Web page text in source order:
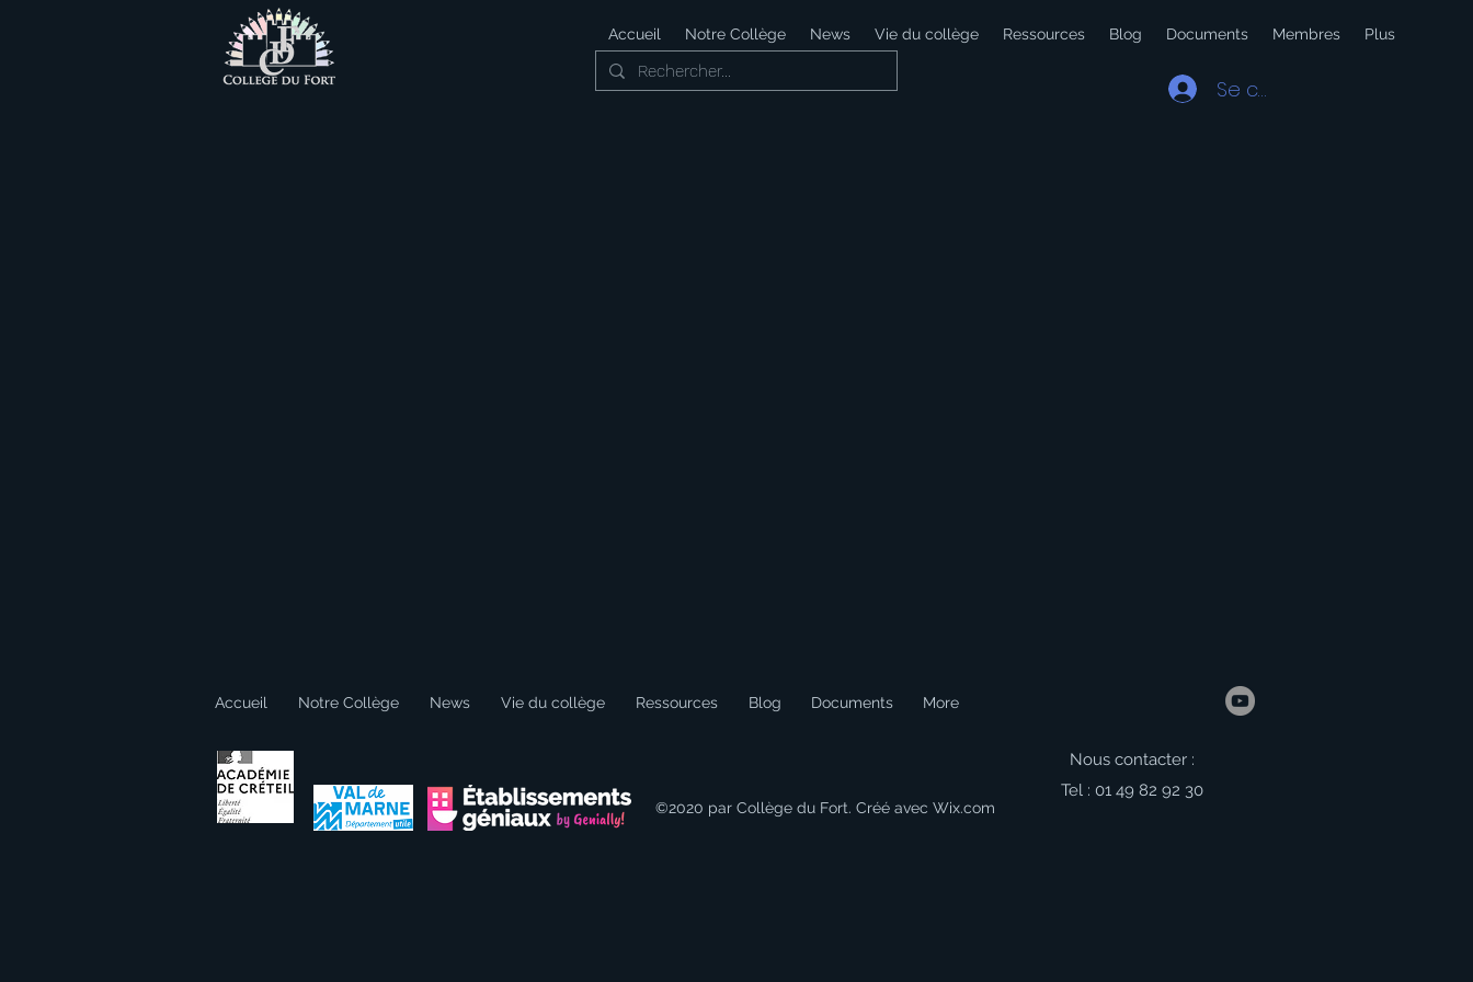
Accueil Notre Collège News Vie du collège Ressources Blog Documents Membres Plus
Se connecter
Accueil Notre Collège News Vie du collège Ressources Blog Documents More
©2020 par Collège du Fort. Créé avec Wix.com
Nous contacter :
Tel : 01 49 82 92 30